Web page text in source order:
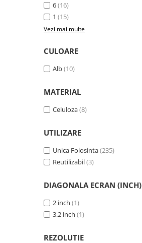
6(16)
1 (15)
Vezi mai multe
CULOARE
Alb(10)
MATERIAL
Celuloza(8)
UTILIZARE
Unica Folosinta(235)
Reutilizabil(3)
DIAGONALA ECRAN (INCH)
2 inch (1)
3.2 inch (1)
REZOLUTIE